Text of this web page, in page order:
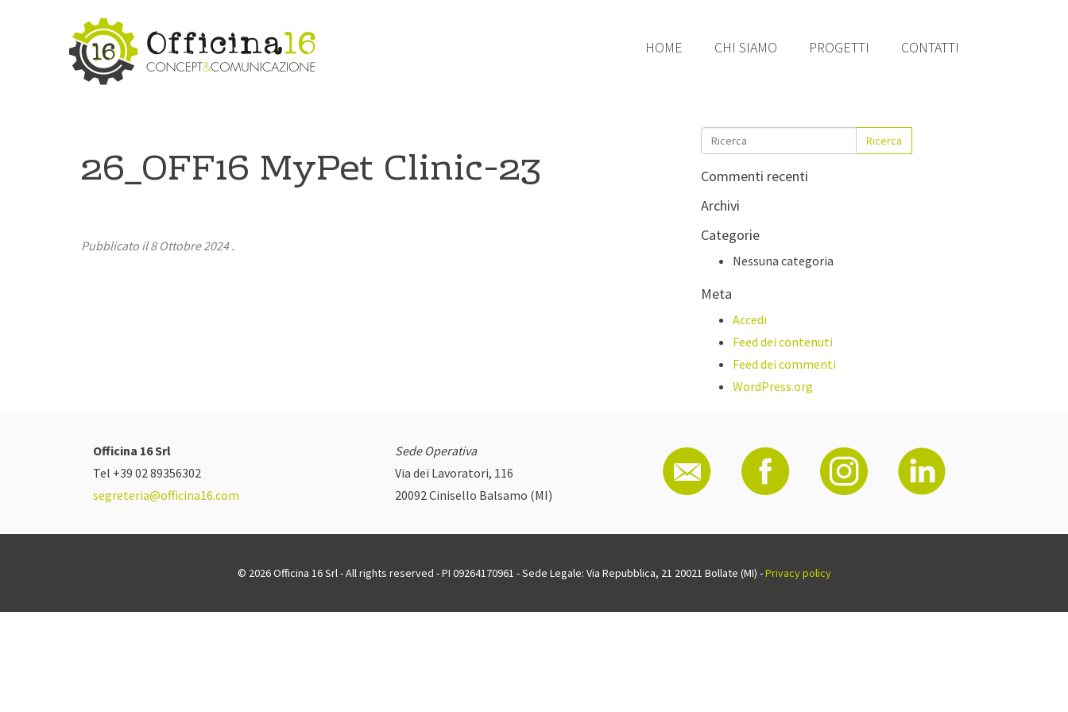
HOME CHI SIAMO PROGETTI CONTATTI
26_OFF16 MyPet Clinic-23
Pubblicato il8 Ottobre 2024.
Ricerca
Commenti recenti
Archivi
Categorie
Nessuna categoria
Meta
Accedi
Feed dei contenuti
Feed dei commenti
WordPress.org
Officina 16 Srl
Tel +39 02 89356302
segreteria@officina16.com
Sede Operativa
Via dei Lavoratori, 116
20092 Cinisello Balsamo (MI)
© 2026 Officina 16 Srl - All rights reserved - PI 09264170961 - Sede Legale: Via Repubblica, 21 20021 Bollate (MI) -Privacy policy